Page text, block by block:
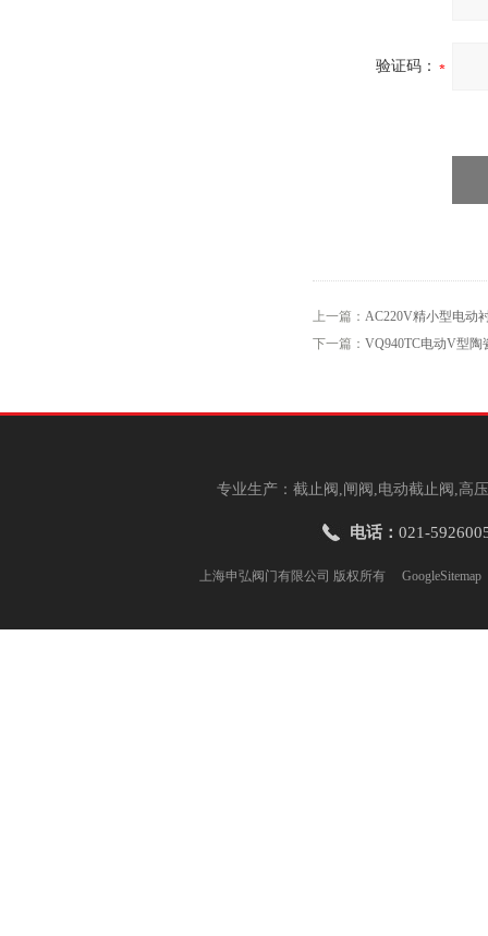
验证码：
上一篇： AC220V精小型电动
下一篇： VQ940TC电动V型陶
专业生产：截止阀,闸阀,电动截止阀,高
电话： 021-
上海申弘阀门有限公司 版权所有 GoogleSitemap